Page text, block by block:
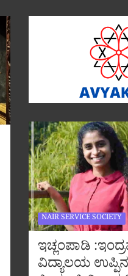
NAIR SERVICE SOCIETY
ಇಚ್ಲಂಪಾಡಿ
ವಿದ್ಯಾಲಯ